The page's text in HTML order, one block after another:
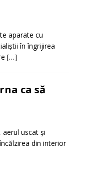
aparate cu
în îngrijirea
[…]
ca să
uscat și
din interior